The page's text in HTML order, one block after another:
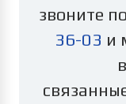
звоните
36-03 и